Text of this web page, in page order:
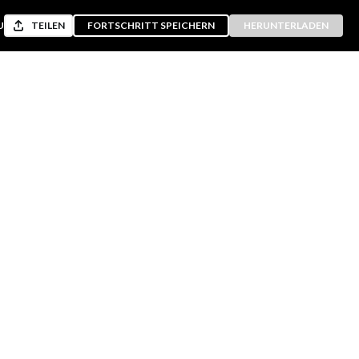
TEILEN FORTSCHRITT SPEICHERN HERUNTERLADEN